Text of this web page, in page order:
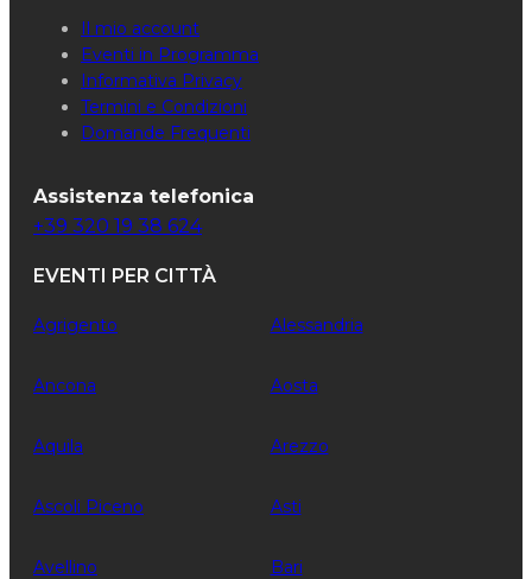
Il mio account
Eventi in Programma
Informativa Privacy
Termini e Condizioni
Domande Frequenti
Assistenza telefonica
+39 320 19 38 624
EVENTI PER CITTÀ
Agrigento Alessandria
Ancona Aosta
Aquila Arezzo
Ascoli Piceno Asti
Avellino Bari